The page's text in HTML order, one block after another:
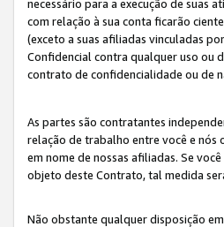
necessário para a execução de suas
com relação à sua conta ficarão
(exceto a suas afiliadas vinculadas
Confidencial contra qualquer uso ou
contrato de confidencialidade ou de
As partes são contratantes
relação de trabalho entre você e nós
em nome de nossas afiliadas. Se
objeto deste Contrato, tal medida
Não obstante qualquer disposição